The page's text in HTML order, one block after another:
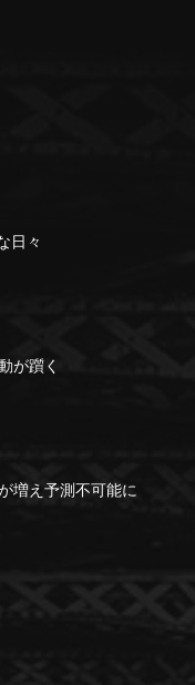
日々
が躓く
増え予測不可能に